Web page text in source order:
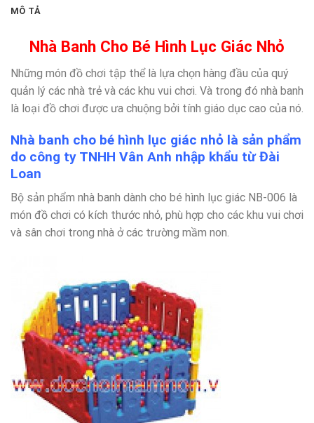
MÔ TẢ
Nhà Banh Cho Bé Hình Lục Giác Nhỏ
Những món đồ chơi tập thể là lựa chọn hàng đầu của quý
quản lý các nhà trẻ và các khu vui chơi. Và trong đó nhà banh
là loại đồ chơi được ưa chuộng bởi tính giáo dục cao của nó.
Nhà banh cho bé hình lục giác nhỏ là sản phẩm
do công ty TNHH Vân Anh nhập khẩu từ Đài
Loan
Bộ sản phẩm nhà banh dành cho bé hình lục giác NB-006 là
món đồ chơi có kích thước nhỏ, phù hợp cho các khu vui chơi
và sân chơi trong nhà ở các trường mầm non.